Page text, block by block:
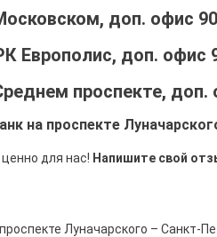
доп. офис
Европолис, доп. офис
проспекте, доп.
на проспекте
для нас! Напишите свой
Луначарского – Санкт-